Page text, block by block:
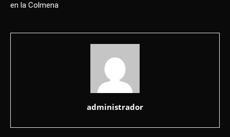
en la Colmena
administrador